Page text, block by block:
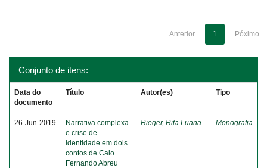
Anterior 1 Póximo
Conjunto de itens:
Data do
documento
Título Autor(es) Tipo
26-Jun-2019
Narrativa complexa
e crise de
identidade em dois
contos de Caio
Fernando Abreu
Rieger, Rita Luana Monografia